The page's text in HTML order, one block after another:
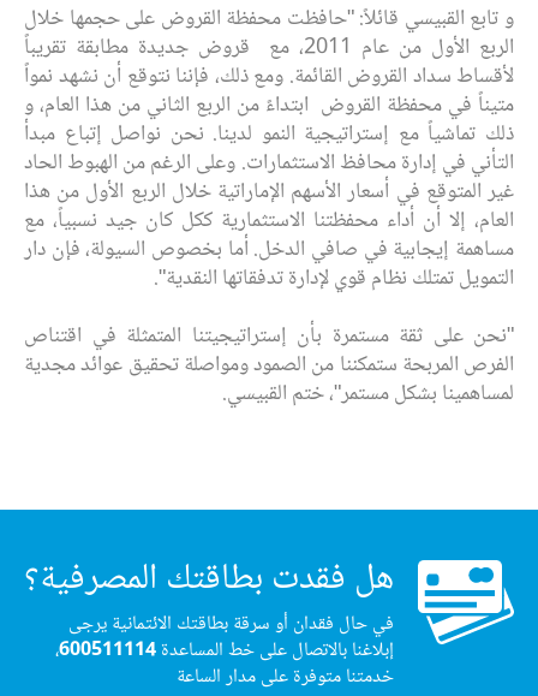
و تابع القبيسي قائلاً: "حافظت محفظة القروض على حجمها خلال
الربع الأول من عام 2011، ‏مع ‏‎ ‎قروض ‏‏جديدة مطابقة تقريباً
لأقساط سداد القروض القائمة.‏‎ ‎ومع ذلك، فإننا نتوقع أن نشهد ‏نمواً
متيناً في محفظة القروض ‏ ‏ابتداءً من الربع الثاني من هذا العام، و
ذلك تماشياً مع إستراتيجية ‏النمو لدينا. نحن نواصل إتباع مبدأ
التأني ‏في إدارة ‏محافظ الاستثمارات. وعلى‎ ‎الرغم من الهبوط ‏الحاد
غير المتوقع في أسعار الأسهم الإماراتية خلال الربع ‏الأول من ‏هذا
العام، إلا أن أداء‎ ‎‎محفظتنا الاستثمارية ككل كان جيد نسبياً، مع
مساهمة إيجابية في صافي‎ ‎الدخل. أما ‏بخصوص ‏‏السيولة، فإن دار
التمويل تمتلك نظام قوي لإدارة تدفقاتها النقدية".‏
‏"نحن على ثقة مستمرة بأن إستراتيجيتنا المتمثلة في اقتناص
الفرص المربحة ستمكننا من الصمود ‏ومواصلة تحقيق ‏‏عوائد مجدية
لمساهمينا بشكل مستمر"، ختم القبيسي.
هل فقدت بطاقتك المصرفية؟
في حال فقدان أو سرقة بطاقتك الائتمانية يرجى
إبلاغنا بالاتصال على خط المساعدة600511114،
خدمتنا متوفرة على مدار الساعة